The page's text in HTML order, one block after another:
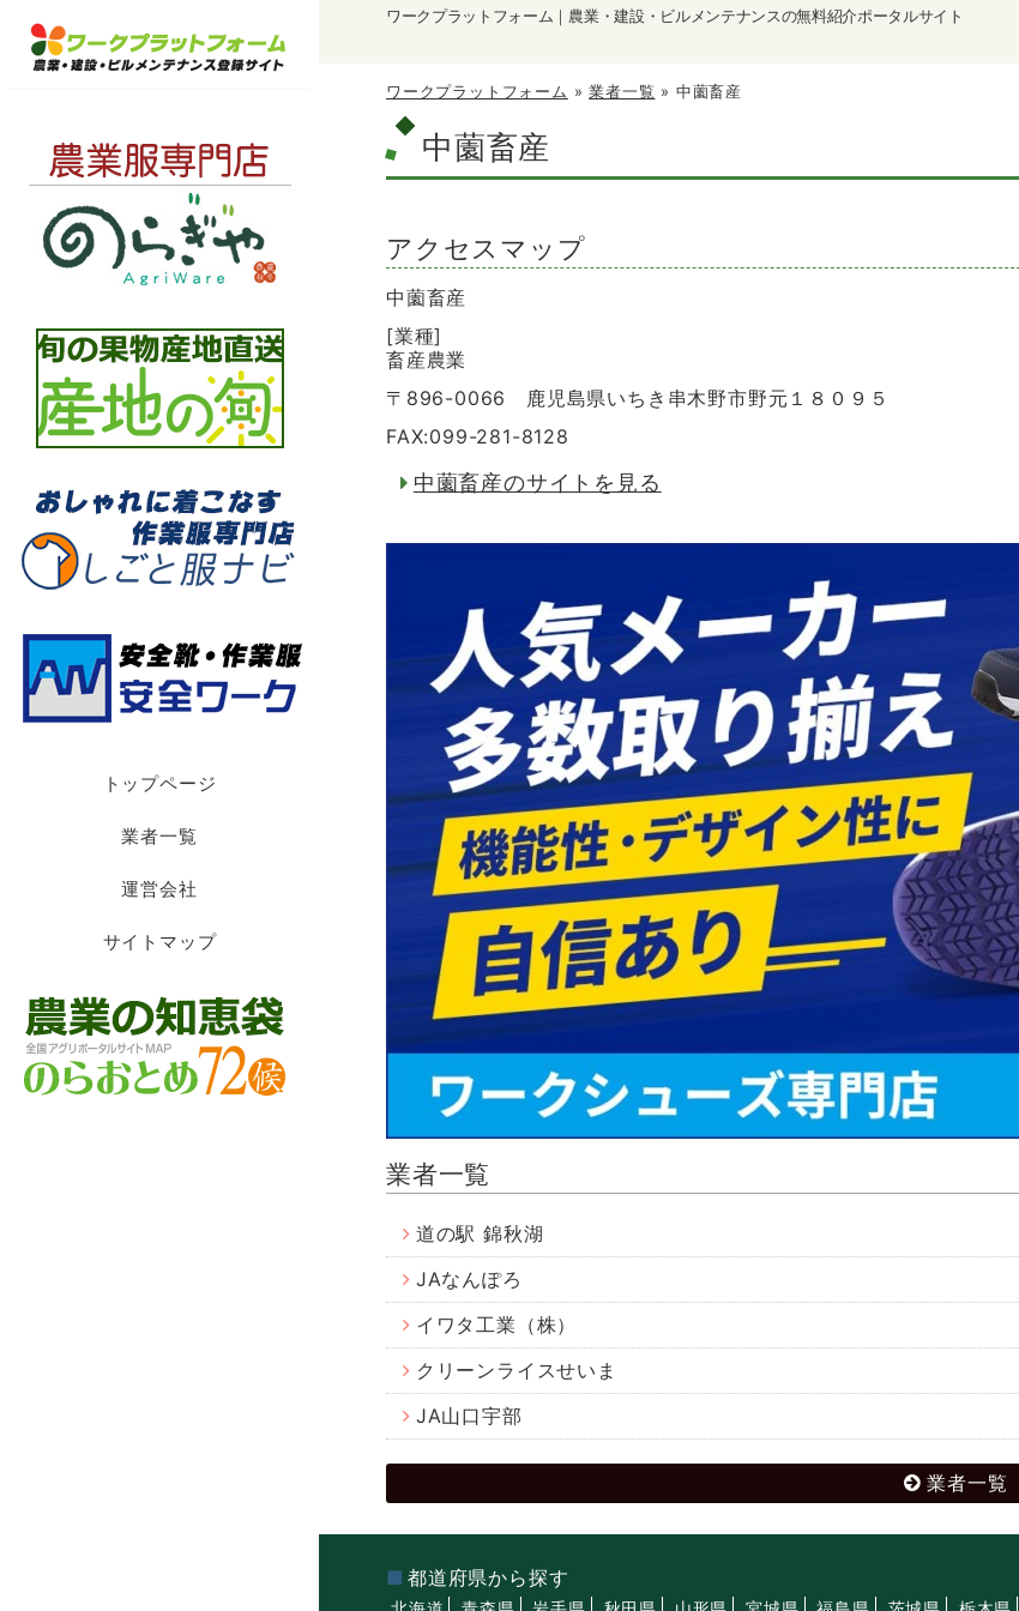
ワークプラットフォーム｜農業・建設・ビルメンテナンスの無料紹介ポータルサイト
トップページ
業者一覧
運営会社
サイトマップ
ワークプラットフォーム »業者一覧 » 中薗畜産
中薗畜産
アクセスマップ
中薗畜産
[業種]
畜産農業
〒896-0066 鹿児島県いちき串木野市野元１８０９５
FAX:099-281-8128
中薗畜産のサイトを見る
業者一覧
道の駅 錦秋湖
JAなんぽろ
イワタ工業（株）
クリーンライスせいま
JA山口宇部
業者一覧
都道府県から探す